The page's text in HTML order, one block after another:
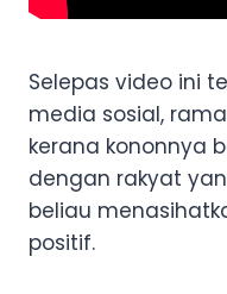
Selepas video ini
media sosial,
kerana kononnya
dengan rakyat
beliau
positif.